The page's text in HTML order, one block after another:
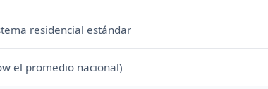
residencial estándar
el promedio nacional)